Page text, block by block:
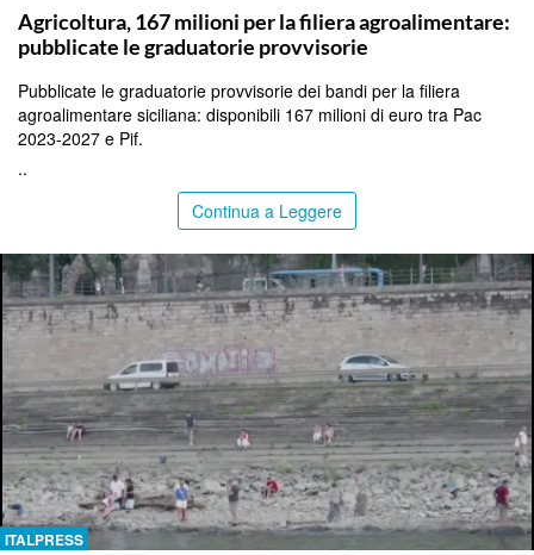
Agricoltura, 167 milioni per la filiera agroalimentare:
pubblicate le graduatorie provvisorie
Pubblicate le graduatorie provvisorie dei bandi per la filiera
agroalimentare siciliana: disponibili 167 milioni di euro tra Pac
2023-2027 e Pif.
..
Continua a Leggere
ITALPRESS